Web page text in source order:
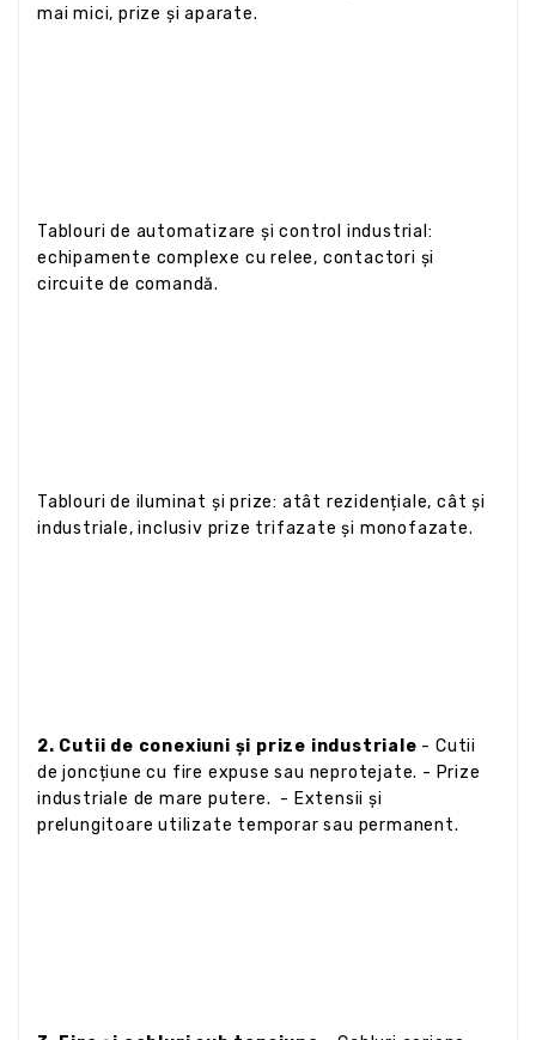
mai mici, prize și aparate.
Tablouri de automatizare și control industrial:
echipamente complexe cu relee, contactori și
circuite de comandă.
Tablouri de iluminat și prize: atât rezidențiale, cât și
industriale, inclusiv prize trifazate și monofazate.
2. Cutii de conexiuni și prize industriale - Cutii
de joncțiune cu fire expuse sau neprotejate. - Prize
industriale de mare putere. - Extensii și
prelungitoare utilizate temporar sau permanent.